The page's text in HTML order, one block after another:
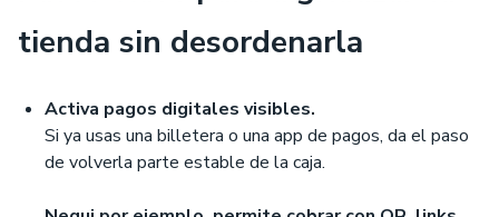
tienda sin desordenarla
Activa pagos digitales visibles.
Si ya usas una billetera o una app de pagos, da el paso
de volverla parte estable de la caja.